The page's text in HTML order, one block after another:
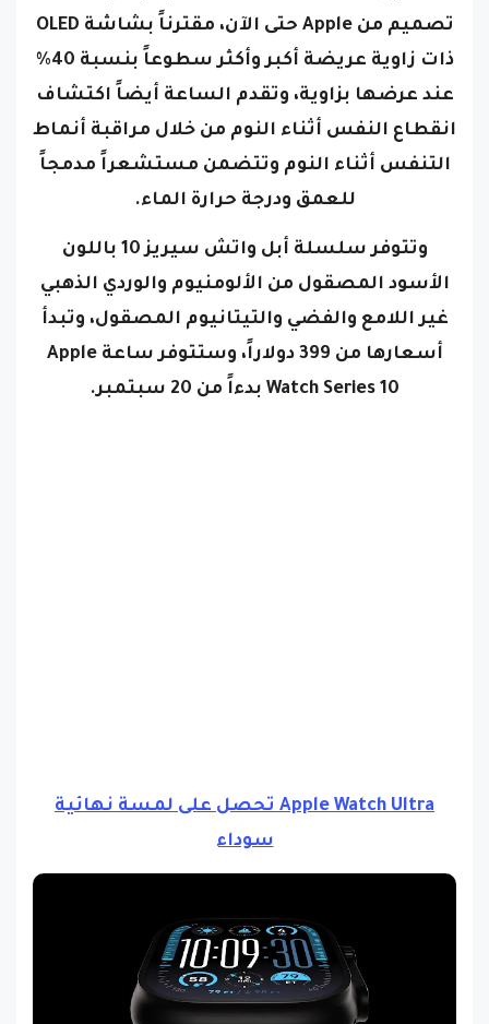
تصميم من Apple حتى الآن، مقترناً بشاشة OLED
ذات زاوية عريضة أكبر وأكثر سطوعاً بنسبة 40%
عند عرضها بزاوية، وتقدم الساعة أيضاً اكتشاف
انقطاع النفس أثناء النوم من خلال مراقبة أنماط
التنفس أثناء النوم وتتضمن مستشعراً مدمجاً
للعمق ودرجة حرارة الماء.
وتتوفر سلسلة أبل واتش سيريز 10 باللون
الأسود المصقول من الألومنيوم والوردي الذهبي
غير اللامع والفضي والتيتانيوم المصقول، وتبدأ
أسعارها من 399 دولاراً، وستتوفر ساعة
Apple
Watch Series 10 بدءاً من 20 سبتمبر.
Apple Watch Ultra تحصل على لمسة نهائية
سوداء